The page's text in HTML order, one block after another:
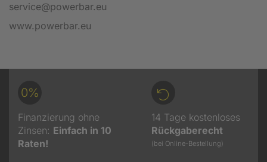
service@powerbar.eu
www.powerbar.eu
0%
Finanzierung ohne
Zinsen: Einfach in 10
Raten!
14 Tage kostenloses
Rückgaberecht
(bei Online-Bestellung)